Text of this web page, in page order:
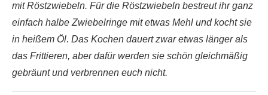
mit Röstzwiebeln. Für die Röstzwiebeln bestreut ihr ganz
einfach halbe Zwiebelringe mit etwas Mehl und kocht sie
in heißem Öl. Das Kochen dauert zwar etwas länger als
das Frittieren, aber dafür werden sie schön gleichmäßig
gebräunt und verbrennen euch nicht.